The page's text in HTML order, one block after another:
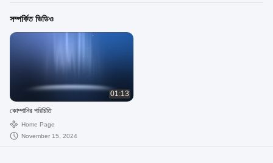
সম্পর্কিত ভিডিও
01:13
কোম্পানির পরিচিতি
Home Page
November 15, 2024